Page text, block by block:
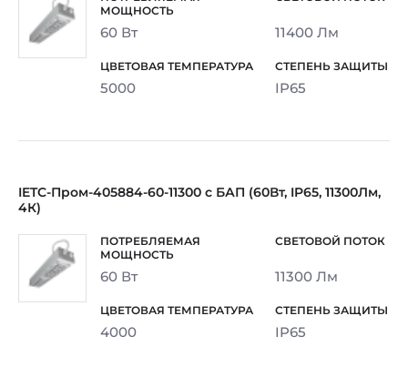
60 Вт 11400 Лм
5000 IP65
IETC-Пром-405884-60-11300 с БАП (60Вт, IP65, 11300Лм,
4К)
60 Вт 11300 Лм
4000 IP65